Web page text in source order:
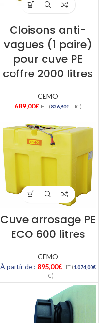
Cloisons anti-
vagues (1 paire)
pour cuve PE
coffre 2000 litres
CEMO
689,00€ HT (826,80€TTC)
Cuve arrosage PE
ECO 600 litres
CEMO
À partir de : 895,00€ HT (1.074,00€
TTC)